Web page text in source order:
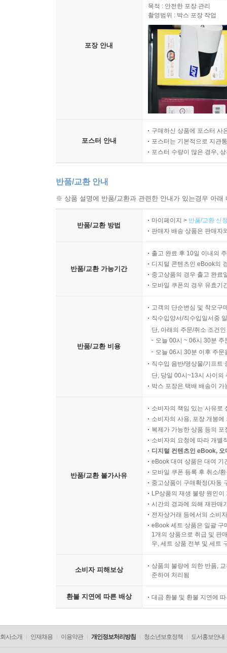
포장 안내
목적 : 안전한 포장 관리
촬영범위 : 박스 포장 작업
포스터 안내
구매하신 상품에 포스터 사
포스터는 기본적으로 지관
포스터 수량이 많은 경우,
반품/교환 안내
※ 상품 설명에 반품/교환과 관련한 안내가 있는경우 아
반품/교환 방법
마이페이지 > 반품/교환 신
판매자 배송 상품은 판매자
반품/교환 가능기간
출고 완료 후 10일 이내의
디지털 콘텐츠인 eBook의
중고상품의 경우 출고 완료
모바일 쿠폰의 경우 유효기
반품/교환 비용
고객의 단순변심 및 착오구
직수입양서/직수입일서중
단, 아래의 주문/취소 조건
오늘 00시 ~ 06시 30분
오늘 06시 30분 이후 주
직수입 음반/영상물/기프트
단, 당일 00시~13시 사이의
박스 포장은 택배 배송이
반품/교환 불가사유
소비자의 책임 있는 사유로
소비자의 사용, 포장 개봉
복제가 가능한 상품 등의
소비자의 요청에 따라 개별
디지털 컨텐츠인 eBook,
eBook 대여 상품은 대여 기
모바일 쿠폰 등록 후 취소/
중고상품이 구매확정(자동
LP상품의 재생 불량 원인
시간의 경과에 의해 재판매
전자상거래 등에서의 소비
eBook 세트 상품은 일괄 구
1개의 상품으로 취급 및 판
우, 세트 상품 전부 및 세트
소비자 피해보상
상품의 불량에 의한 반품,
준하여 처리됨
환불 지연에 따른 배상 대금 환불 및 환불 지연에
회사소개 인재채용 이용약관 개인정보처리방침 청소년보호정책 도서홍보안내